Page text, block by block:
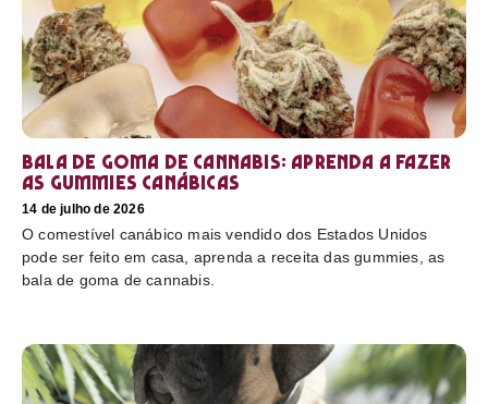
Bala de goma de cannabis: aprenda a fazer
as gummies canábicas
14 de julho de 2026
O comestível canábico mais vendido dos Estados Unidos
pode ser feito em casa, aprenda a receita das gummies, as
bala de goma de cannabis.